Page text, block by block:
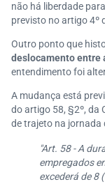
a?
Os
ada de
Gestão
mais
não há liberdade
previsto no artigo 4º
Outro ponto que
deslocamento entre
entendimento foi
A mudança está
do artigo 58, §2º, da
de trajeto na jornada
"Art. 58 - A
empregados
excederá de 8